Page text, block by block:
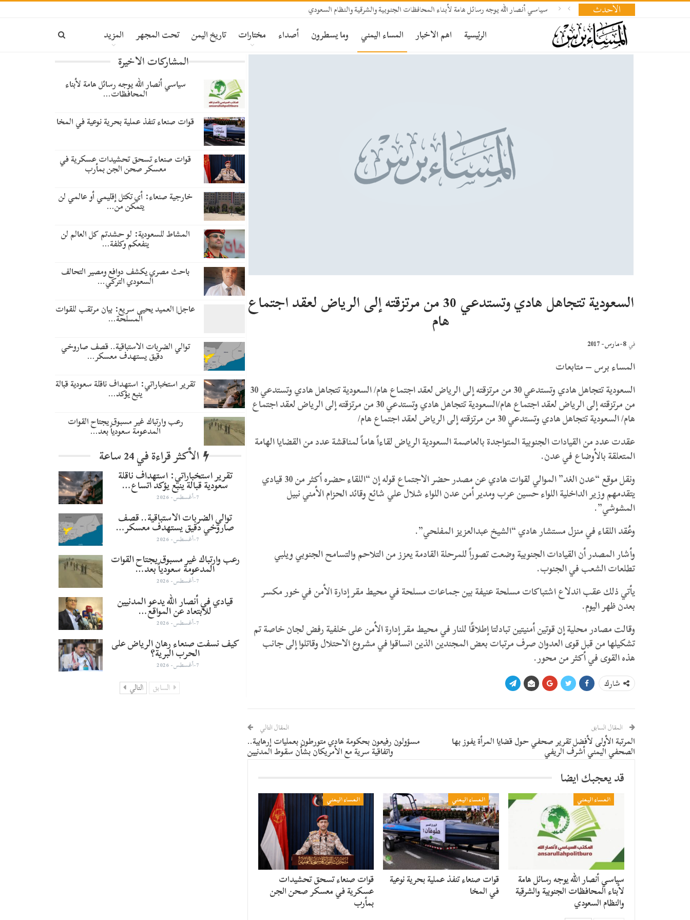
الأحدث سياسي أنصار الله يوجه رسائل هامة لأبناء المحافظات الجنوبية والشرقية والنظام السعودي
الرئيسية اهم الاخبار المساء اليمني وما يسطرون أصداء مختارات تاريخ اليمن تحت المجهر المزيد
السعودية تتجاهل هادي وتستدعي 30 من مرتزقته إلى الرياض لعقد اجتماع
هام
في 8-مارس- 2017
المساء برس – متابعات
السعودية تتجاهل هادي وتستدعي 30 من مرتزقته إلى الرياض لعقد اجتماع هام/ السعودية تتجاهل هادي وتستدعي 30
من مرتزقته إلى الرياض لعقد اجتماع هام/السعودية تتجاهل هادي وتستدعي 30 من مرتزقته إلى الرياض لعقد اجتماع
هام/ السعودية تتجاهل هادي وتستدعي 30 من مرتزقته إلى الرياض لعقد اجتماع هام/
عقدت عدد من القيادات الجنوبية المتواجدة بالعاصمة السعودية الرياض لقاءاً هاماً لمناقشة عدد من القضايا الهامة
المتعلقة بالأوضاع في عدن.
ونقل موقع “عدن الغد” الموالي لقوات هادي عن مصدر حضر الاجتماع قوله إن “اللقاء حضره أكثر من 30 قيادي
يتقدمهم وزير الداخلية اللواء حسين عرب ومدير أمن عدن اللواء شلال علي شائع وقائد الحزام الأمني نبيل
المشوشي”.
وعُقد اللقاء في منزل مستشار هادي “الشيخ عبدالعزيز المفلحي”.
وأشار المصدر أن القيادات الجنوبية وضعت تصوراً للمرحلة القادمة يعزز من التلاحم والتسامح الجنوبي ويلبي
تطلعات الشعب في الجنوب.
يأتي ذلك عقب اندلاع اشتباكات مسلحة عنيفة بين جماعات مسلحة في محيط مقر إدارة الأمن في خور مكسر
بعدن ظهر اليوم.
وقالت مصادر محلية إن قوتين أمنيتين تبادلتا إطلاقًا للنار في محيط مقر إدارة الأمن على خلفية رفض لجان خاصة تم
تشكيلها من قبل قوى العدوان صرف مرتبات بعض المجندين الذين انساقوا في مشروع الاحتلال وقاتلوا إلى جانب
هذه القوى في أكثر من محور.
شارك
المقال السابق
المرتبة الأولى لأفضل تقرير صحفي حول قضايا المرأة يفوز بها
الصحفي اليمني أشرف الريفي
المقال التالي
مسؤولون رفيعون بحكومة هادي متورطون بعمليات إرهابية..
واتفاقية سرية مع الأمريكان بشأن سقوط المدنيين
قد يعجبك ايضا
المساء اليمني
سياسي أنصار الله يوجه رسائل هامة
لأبناء المحافظات الجنوبية والشرقية
والنظام السعودي
المساء اليمني
قوات صنعاء تنفذ عملية بحرية نوعية
في المخا
المساء اليمني
قوات صنعاء تسحق تحشيدات
عسكرية في معسكر صحن الجن
بمأرب
المشاركات الاخيرة
سياسي أنصار الله يوجه رسائل هامة لأبناء
المحافظات…
قوات صنعاء تنفذ عملية بحرية نوعية في المخا
قوات صنعاء تسحق تحشيدات عسكرية في
معسكر صحن الجن بمأرب
خارجية صنعاء: أي تكتل إقليمي أو عالمي لن
يتمكن من…
المشاط للسعودية: لو حشدتم كل العالم لن
ينفعكم وكلفة…
باحث مصري يكشف دوافع ومصير التحالف
السعودي التركي…
عاجل| العميد يحيى سريع: بيان مرتقب للقوات
المسلحة…
توالي الضربات الاستباقية.. قصف صاروخي
دقيق يستهدف معسكر…
تقرير استخباراتي: استهداف ناقلة سعودية قبالة
ينبع يؤكد…
رعب وارتباك غير مسبوق يجتاح القوات
المدعومة سعودياً بعد…
الأكثر قراءة في 24 ساعة
تقرير استخباراتي: استهداف ناقلة
سعودية قبالة ينبع يؤكد اتساع…
7-أغسطس- 2026
توالي الضربات الاستباقية.. قصف
صاروخي دقيق يستهدف معسكر…
7-أغسطس- 2026
رعب وارتباك غير مسبوق يجتاح القوات
المدعومة سعودياً بعد…
7-أغسطس- 2026
قيادي في أنصار الله يدعو المدنيين
للابتعاد عن المواقع…
7-أغسطس- 2026
كيف نسفت صنعاء رهان الرياض على
الحرب البرية؟
7-أغسطس- 2026
السابق التالي